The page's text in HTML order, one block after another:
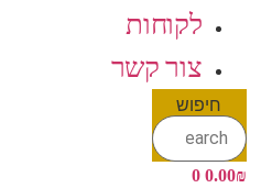
לקוחות
צור קשר
חיפוש
0.00₪
0